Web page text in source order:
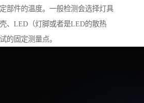
部件的温度。一般检测会选择灯具
、LED（灯脚或者是LED的散热
的固定测量点。